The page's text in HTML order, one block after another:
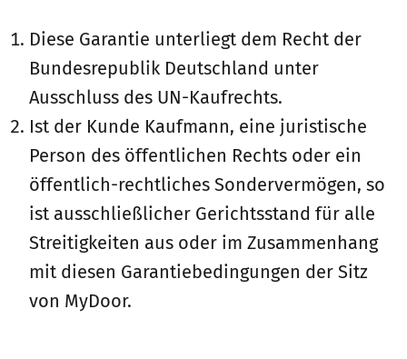
Diese Garantie unterliegt dem Recht der
Bundesrepublik Deutschland unter
Ausschluss des UN-Kaufrechts.
Ist der Kunde Kaufmann, eine juristische
Person des öffentlichen Rechts oder ein
öffentlich-rechtliches Sondervermögen, so
ist ausschließlicher Gerichtsstand für alle
Streitigkeiten aus oder im Zusammenhang
mit diesen Garantiebedingungen der Sitz
von MyDoor.